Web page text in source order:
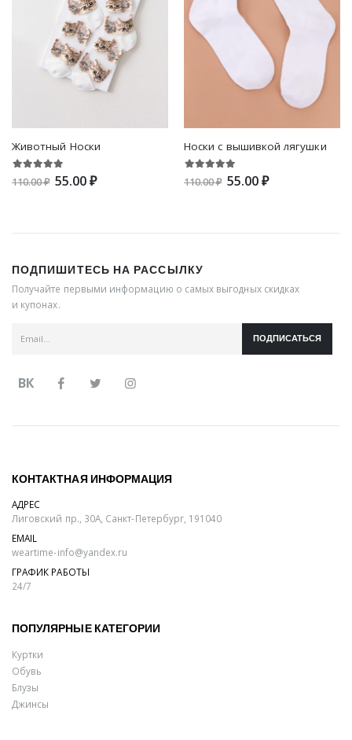
Животный Носки
110.00 ₽ 55.00 ₽
Носки с вышивкой лягушки
110.00 ₽ 55.00 ₽
ПОДПИШИТЕСЬ НА РАССЫЛКУ
Получайте первыми информацию о самых выгодных скидках
и купонах.
ПОДПИСАТЬСЯ
ВК
КОНТАКТНАЯ ИНФОРМАЦИЯ
АДРЕС
Лиговский пр., 30А, Санкт-Петербург, 191040
EMAIL
weartime-info@yandex.ru
ГРАФИК РАБОТЫ
24/7
ПОПУЛЯРНЫЕ КАТЕГОРИИ
Куртки
Обувь
Блузы
Джинсы